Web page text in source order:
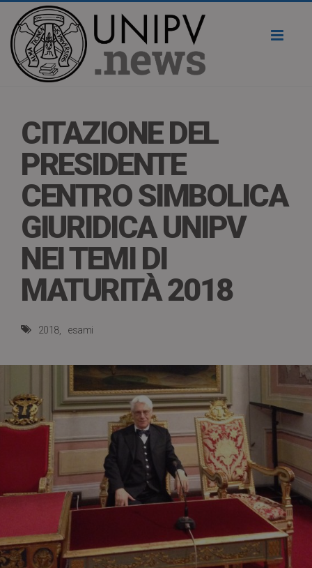
CITAZIONE DEL
PRESIDENTE
CENTRO SIMBOLICA
GIURIDICA UNIPV
NEI TEMI DI
MATURITÀ 2018
2018 esami